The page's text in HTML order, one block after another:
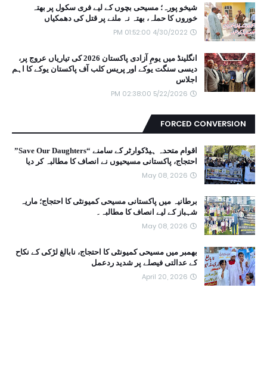
شیخو پورہ؛ مسیحی بچوں کے لیے فری سکول پر بھتہ
خوروں کا حملہ، بھتہ نہ ملنے پر قتل کی دھمکیاں
4/30/2022 01:52:00 PM
انگلینڈ میں یومِ آزادی پاکستان 2026 کی تیاریاں عروج پر،
دیسی سنگت یوکے اور پریس کلب آف پاکستان یوکے کا اہم
اجلاس
5/22/2026 02:38:00 PM
FORCED CONVERSION
اقوام متحدہ ہیڈکوارٹر کے سامنے “Save Our Daughters”
احتجاج، پاکستانی مسیحیوں نے انصاف کا مطالبہ کر دیا
May 08, 2026
برطانیہ میں پاکستانی مسیحی کمیونٹی کا احتجاج؛ ماریہ
شہباز کے لیے انصاف کا مطالبہ۔
May 08, 2026
بھمبر میں مسیحی کمیونٹی کا احتجاج، نابالغ لڑکی کے نکاح
کے عدالتی فیصلے پر شدید ردعمل
April 20, 2026